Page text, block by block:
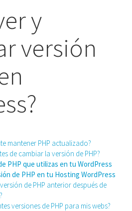
y
versión
mantener PHP actualizado?
de cambiar la versión de PHP?
PHP que utilizas en tu WordPress
de PHP en tu Hosting WordPress
de PHP anterior después de
versiones de PHP para mis webs?